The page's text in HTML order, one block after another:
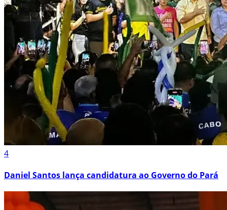
4
Daniel Santos lança candidatura ao Governo do Pará